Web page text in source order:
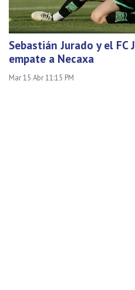
Sebastián Jurado y el FC
empate a Necaxa
Mar 15 Abr 11:15 PM